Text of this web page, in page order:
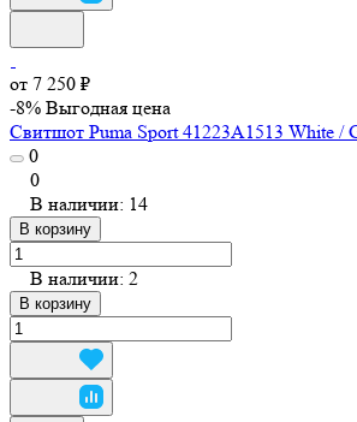
от 7 250 ₽
-8% Выгодная цена
Свитшот Puma Sport 41223A1513 White /
0
0
В наличии: 14
В корзину
В наличии: 2
В корзину